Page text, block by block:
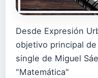
Desde Expresión
objetivo principal
single de Miguel
"Matemática"